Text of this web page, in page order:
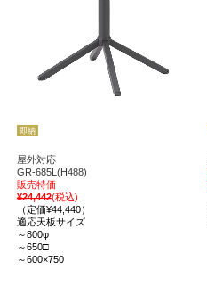
即納
屋外対応
GR-685L(H488)
販売特価
¥24,442(税込)
（定価¥44,440）
適応天板サイズ
～800φ
～650□
～600×750